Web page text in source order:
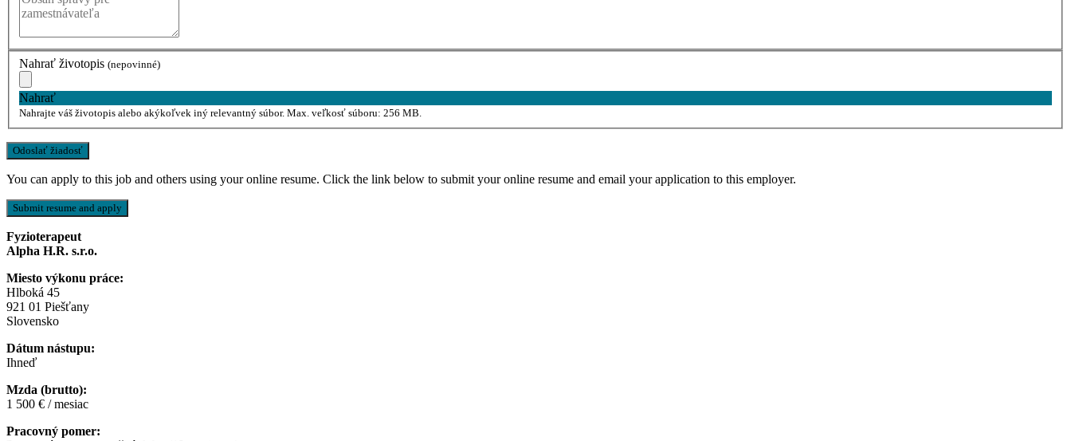
Nahrať životopis (nepovinné)
Nahrať
Nahrajte váš životopis alebo akýkoľvek iný relevantný súbor. Max. veľkosť súboru: 256 MB.
You can apply to this job and others using your online resume. Click the link below to submit your online resume and email your application to this employer.
Fyzioterapeut
Alpha H.R. s.r.o.
Miesto výkonu práce:
Hlboká 45
921 01 Piešťany
Slovensko
Dátum nástupu:
Ihneď
Mzda (brutto):
1 500 € / mesiac
Pracovný pomer: